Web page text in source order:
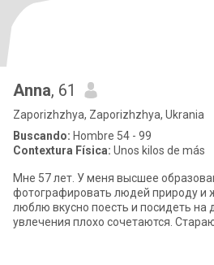
Anna, 61
Zaporizhzhya, Zaporizhzhya, Ukrania
Buscando: Hombre 54 - 99
Contextura Física: Unos kilos de más
Мне 57 лет. У меня высшее
фотографировать людей природу и
люблю вкусно поесть и посидеть на
увлечения плохо сочетаются.